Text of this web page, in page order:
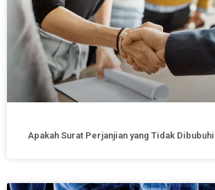
Apakah Surat Perjanjian yang Tidak